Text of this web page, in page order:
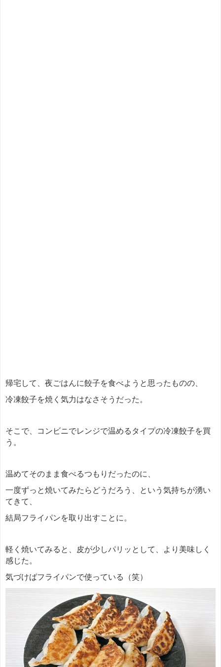
帰宅して、夜ごはんに餃子を食べようと思ったものの、
冷凍餃子を焼く気力はなさそうだった。
そこで、コンビニでレンジで温めるタイプの冷凍餃子を買
う。
温めてそのまま食べるつもりだったのに、
一度ずっと焼いてみたらどうだろう、という気持ちが湧い
てきて、
結局フライパンを取り出すことに。
軽く焼いてみると、皮が少しパリッとして、より美味しく
感じた。
気づけばフライパンで使っている（笑）